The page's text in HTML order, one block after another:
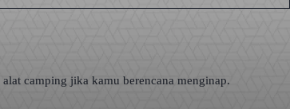
camping jika kamu berencana menginap.